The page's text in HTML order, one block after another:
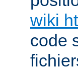
wiki
code